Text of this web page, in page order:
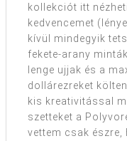
kollekciót itt
kedvencemet
kívül mindegyik
fekete-arany
lenge ujjak és a
dollárezreket
kis kreativitással
szetteket a
vettem csak észre,